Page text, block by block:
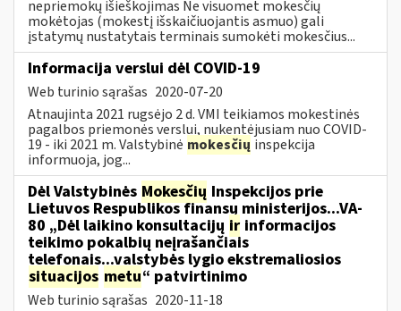
nepriemokų išieškojimas Ne visuomet mokesčių
mokėtojas (mokestį išskaičiuojantis asmuo) gali
įstatymų nustatytais terminais sumokėti mokesčius...
Informacija verslui dėl COVID-19
Web turinio sąrašas 2020-07-20
Atnaujinta 2021 rugsėjo 2 d. VMI teikiamos mokestinės
pagalbos priemonės verslui, nukentėjusiam nuo COVID-
19 - iki 2021 m. Valstybinė mokesčių inspekcija
informuoja, jog...
Dėl Valstybinės Mokesčių Inspekcijos prie
Lietuvos Respublikos finansų ministerijos...VA-
80 „Dėl laikino konsultacijų ir informacijos
teikimo pokalbių neįrašančiais
telefonais...valstybės lygio ekstremaliosios
situacijos metu“ patvirtinimo
Web turinio sąrašas 2020-11-18